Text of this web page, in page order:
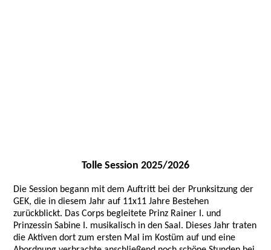
Tolle Session 2025/2026
Die Session begann mit dem Auftritt bei der Prunksitzung der
GEK, die in diesem Jahr auf 11x11 Jahre Bestehen
zurückblickt. Das Corps begleitete Prinz Rainer I. und
Prinzessin Sabine I. musikalisch in den Saal. Dieses Jahr traten
die Aktiven dort zum ersten Mal im Kostüm auf und eine